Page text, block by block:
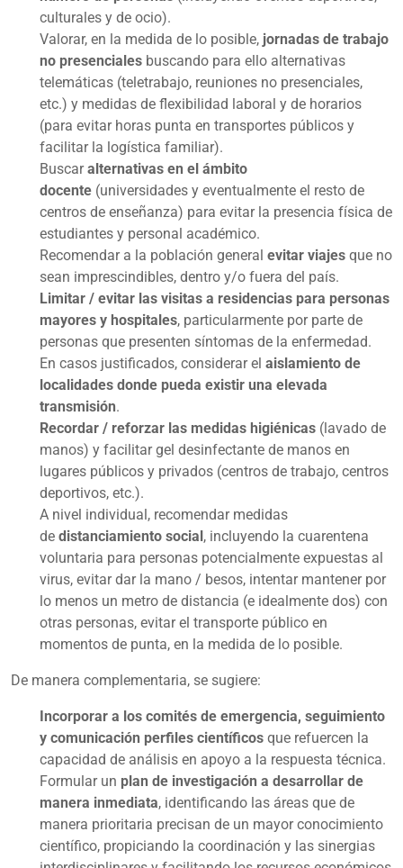
culturales y de ocio).
Valorar, en la medida de lo posible, jornadas de trabajo
no presenciales buscando para ello alternativas
telemáticas (teletrabajo, reuniones no presenciales,
etc.) y medidas de flexibilidad laboral y de horarios
(para evitar horas punta en transportes públicos y
facilitar la logística familiar).
Buscaralternativas en el ámbito
docente (universidades y eventualmente el resto de
centros de enseñanza) para evitar la presencia física de
estudiantes y personal académico.
Recomendar a la población general evitar viajes que no
sean imprescindibles, dentro y/o fuera del país.
Limitar / evitar las visitas a residencias para personas
mayores y hospitales, particularmente por parte de
personas que presenten síntomas de la enfermedad.
En casos justificados, considerar el aislamiento de
localidades donde pueda existir una elevada
transmisión.
Recordar / reforzar las medidas higiénicas (lavado de
manos) y facilitar gel desinfectante de manos en
lugares públicos y privados (centros de trabajo, centros
deportivos, etc.).
A nivel individual, recomendar medidas
de distanciamiento social, incluyendo la cuarentena
voluntaria para personas potencialmente expuestas al
virus, evitar dar la mano / besos, intentar mantener por
lo menos un metro de distancia (e idealmente dos) con
otras personas, evitar el transporte público en
momentos de punta, en la medida de lo posible.
De manera complementaria, se sugiere:
Incorporar a los comités de emergencia, seguimiento
y comunicación perfiles científicos que refuercen la
capacidad de análisis en apoyo a la respuesta técnica.
Formular un plan de investigación a desarrollar de
manera inmediata, identificando las áreas que de
manera prioritaria precisan de un mayor conocimiento
científico, propiciando la coordinación y las sinergias